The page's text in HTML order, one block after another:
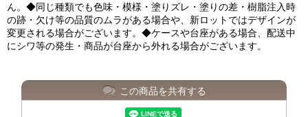
ん。◆同じ種類でも色味・模様・塗りズレ・塗りの差・樹脂注入時
の跡・欠け等の品質のムラがある場合や、新ロットではデザインが
変更される場合がございます。◆ケースや台座がある場合、配送中
にシワ等の発生・商品が台座から外れる場合がございます。
この商品を共有する